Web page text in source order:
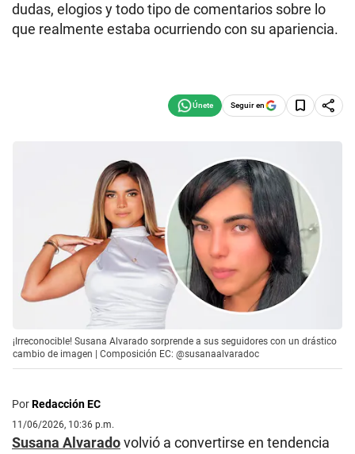
dudas, elogios y todo tipo de comentarios sobre lo
que realmente estaba ocurriendo con su apariencia.
Seguir en
¡Irreconocible! Susana Alvarado sorprende a sus seguidores con un drástico
cambio de imagen | Composición EC: @susanaalvaradoc
PorRedacción EC
11/06/2026, 10:36 p.m.
Susana Alvaradovolvió a convertirse en tendencia